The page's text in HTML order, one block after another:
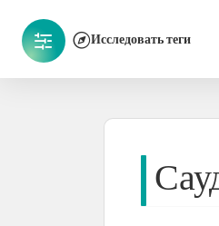
Исследовать теги